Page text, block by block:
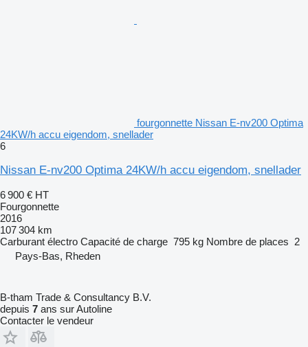
fourgonnette Nissan E-nv200 Optima
24KW/h accu eigendom, snellader
6
Nissan E-nv200 Optima 24KW/h accu eigendom, snellader
6 900 € HT
Fourgonnette
2016
107 304 km
Carburant électro Capacité de charge 795 kg Nombre de places 2
Pays-Bas, Rheden
B-tham Trade & Consultancy B.V.
depuis 7 ans sur Autoline
Contacter le vendeur